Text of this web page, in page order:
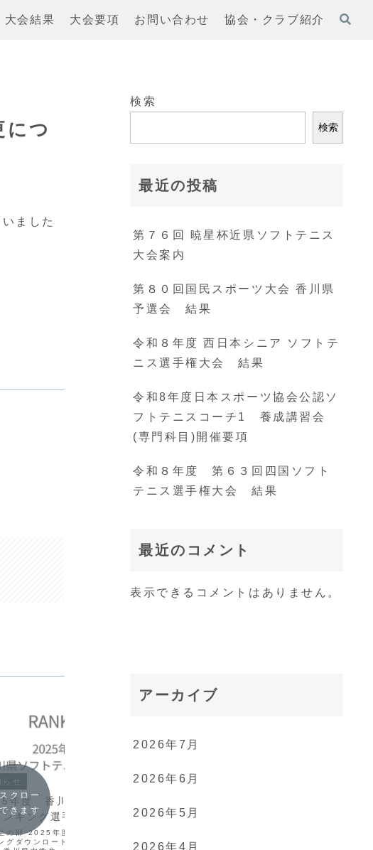
大会結果 大会要項 お問い合わせ 協会・クラブ紹介
つ
ました
らせ
年度 香川県ソフトテニ
ンキング選手
の部 2025年度_香川県小学生_ラ
グダウンロード 中学生の部 2025
お知らせ
ス選手権大会 香川県予選会要
全日本ソフトテニス選手権大会 香川県
クロー
きます
検索
検索
最近の投稿
第７６回 暁星杯近県ソフトテニス
大会案内
第８０回国民スポーツ大会 香川県
予選会 結果
令和８年度 西日本シニア ソフトテ
ニス選手権大会 結果
令和8年度日本スポーツ協会公認ソ
フトテニスコーチ1 養成講習会
(専門科目)開催要項
令和８年度 第６３回四国ソフト
テニス選手権大会 結果
最近のコメント
表示できるコメントはありません。
アーカイブ
2026年7月
2026年6月
2026年5月
2026年4月